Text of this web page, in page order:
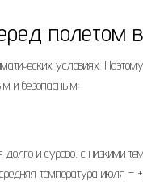
полетом
условиях.
и безопасным:
и сурово, с низкими
температура июля